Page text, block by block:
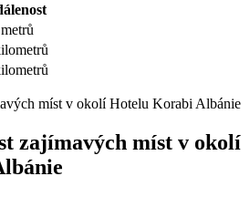
‌zajímavých míst v ⁣okolí